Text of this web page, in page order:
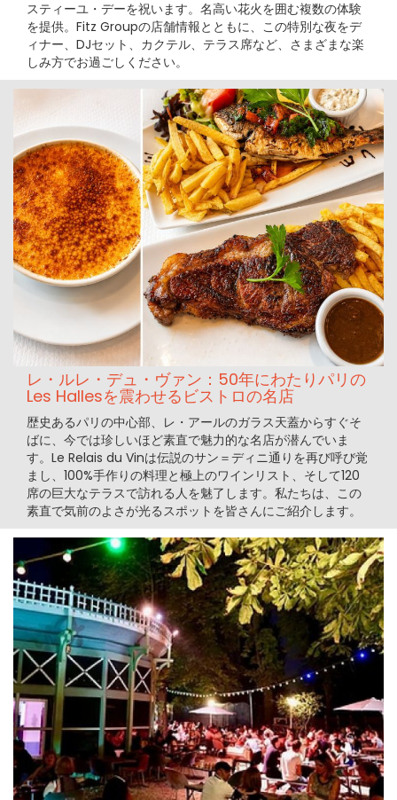
スティーユ・デーを祝います。名高い花火を囲む複数の体験
を提供。Fitz Groupの店舗情報とともに、この特別な夜をデ
ィナー、DJセット、カクテル、テラス席など、さまざまな楽
しみ方でお過ごしください。
レ・ルレ・デュ・ヴァン：50年にわたりパリの
Les Hallesを震わせるビストロの名店
歴史あるパリの中心部、レ・アールのガラス天蓋からすぐそ
ばに、今では珍しいほど素直で魅力的な名店が潜んでいま
す。Le Relais du Vinは伝説のサン＝ディニ通りを再び呼び覚
まし、100%手作りの料理と極上のワインリスト、そして120
席の巨大なテラスで訪れる人を魅了します。私たちは、この
素直で気前のよさが光るスポットを皆さんにご紹介します。